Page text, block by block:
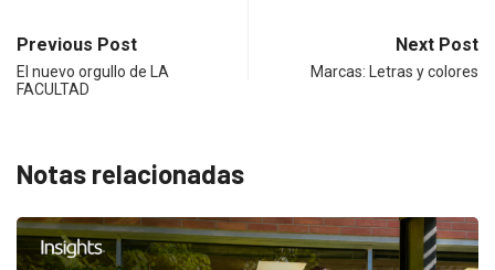
Previous Post
El nuevo orgullo de LA
FACULTAD
Next Post
Marcas: Letras y colores
Notas relacionadas